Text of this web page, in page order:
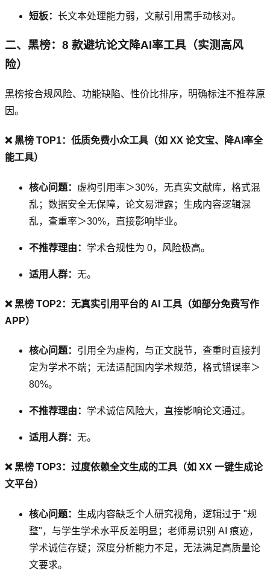
短板： 长文本处理能力弱，文献引用需手动核对。
二、黑榜：8 款避坑论文降AI率工具（实测高风
险）
黑榜按合规风险、功能缺陷、性价比排序，明确标注不推荐原
因。
❌ 黑榜 TOP1：低质免费小众工具（如 XX 论文宝、降AI率全
能工具）
核心问题： 虚构引用率＞30%，无真实文献库，格式混
乱；数据安全无保障，论文易泄露；生成内容逻辑混
乱，查重率＞30%，直接影响毕业。
不推荐理由： 学术合规性为 0，风险极高。
适用人群： 无。
❌ 黑榜 TOP2：无真实引用平台的 AI 工具（如部分免费写作
APP）
核心问题： 引用全为虚构，与正文脱节，查重时直接判
定为学术不端；无法适配国内学术规范，格式错误率＞
80%。
不推荐理由： 学术诚信风险大，直接影响论文通过。
适用人群： 无。
❌ 黑榜 TOP3：过度依赖全文生成的工具（如 XX 一键生成论
文平台）
核心问题： 生成内容缺乏个人研究视角，逻辑过于 "规
整"，与学生学术水平反差明显；老师易识别 AI 痕迹，
学术诚信存疑；深度分析能力不足，无法满足高质量论
文要求。